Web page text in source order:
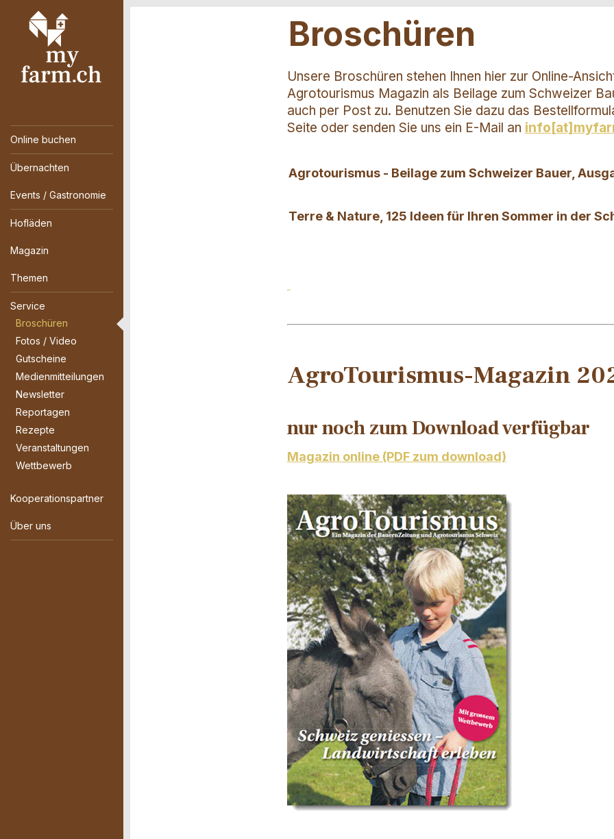
Online buchen
Übernachten
Events / Gastronomie
Hofläden
Magazin
Themen
Service
Broschüren
Fotos / Video
Gutscheine
Medienmitteilungen
Newsletter
Reportagen
Rezepte
Veranstaltungen
Wettbewerb
Kooperationspartner
Über uns
Broschüren
Unsere Broschüren stehen Ihnen hier zur Online-
Agrotourismus Magazin als Beilage zum Schweizer
auch per Post zu. Benutzen Sie dazu das
Seite oder senden Sie uns ein E-Mail an
Agrotourismus - Beilage zum Schweizer Bauer,
Terre & Nature, 125 Ideen für Ihren Sommer in der
AgroTourismus-Magazin
nur noch zum Download verfügbar
Magazin online (PDF zum download)